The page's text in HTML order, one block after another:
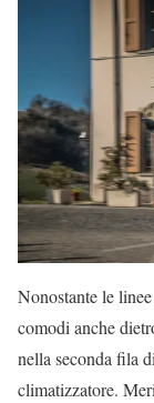
Nonostante le
comodi anche
nella seconda fila
climatizzatore.